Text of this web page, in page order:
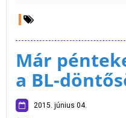
Már
a BL-
2015. június 04.